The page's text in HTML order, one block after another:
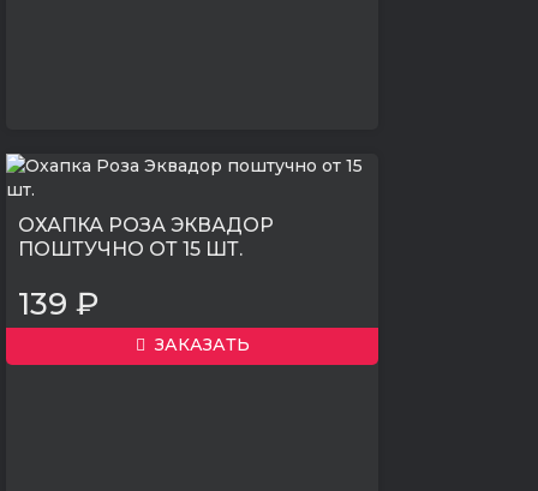
ОХАПКА РОЗА ЭКВАДОР
ПОШТУЧНО ОТ 15 ШТ.
139 ₽
ЗАКАЗАТЬ